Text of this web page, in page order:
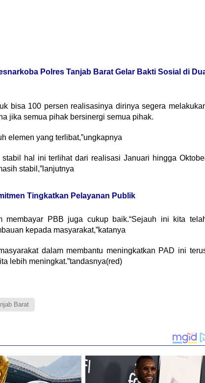
Polres Tanjab Barat Gelar Bakti Sosial di
bisa 100 persen realisasinya dirinya segera
jika semua pihak bersinergi semua pihak.
elemen yang terlibat,”ungkapnya
hal ini terlihat dari realisasi Januari hingga
stabil,”lanjutnya
Tingkatkan Pelayanan Publik
membayar PBB juga cukup baik.“Sejauh ini kita
kepada masyarakat,”katanya
dalam membantu meningkatkan PAD ini
lebih meningkat.”tandasnya(red)
Barat